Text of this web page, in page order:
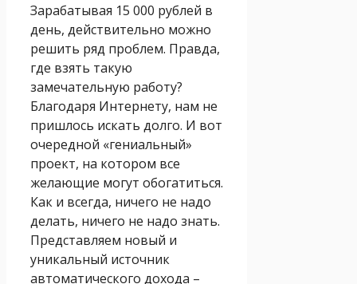
Зарабатывая 15 000 рублей в
день, действительно можно
решить ряд проблем. Правда,
где взять такую
замечательную работу?
Благодаря Интернету, нам не
пришлось искать долго. И вот
очередной «гениальный»
проект, на котором все
желающие могут обогатиться.
Как и всегда, ничего не надо
делать, ничего не надо знать.
Представляем новый и
уникальный источник
автоматического дохода –